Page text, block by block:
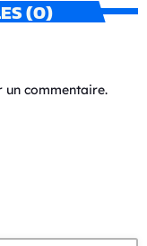
(0)
un commentaire.